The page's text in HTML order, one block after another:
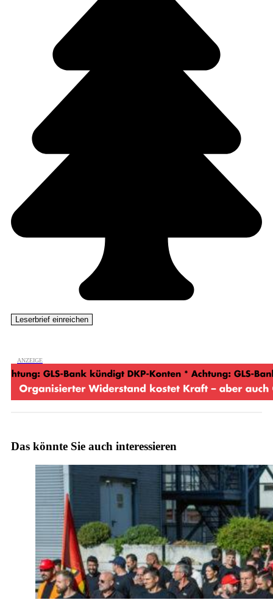
Das könnte Sie auch interessieren